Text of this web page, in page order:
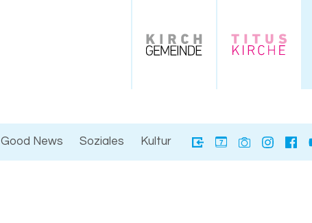
7
Good News Soziales Kultur